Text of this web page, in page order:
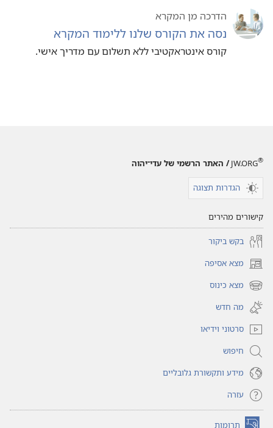
הדרכה מן המקרא
נסה את הקורס שלנו ללימוד המקרא
קורס אינטראקטיבי ללא תשלום עם מדריך אישי.‏
JW.ORG® / האתר הרשמי של עדי־יהוה
הגדרות תצוגה
קישורים מהירים
בקש ביקור
מצא אסיפה(פותח
חלון
חדש)
מצא כינוס(פותח
חלון
חדש)
מה חדש
סרטוני וידיאו
חיפוש
מידע ותקשורת גלובליים
עזרה
תרומות